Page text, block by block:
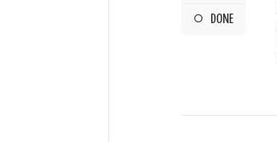
DONE